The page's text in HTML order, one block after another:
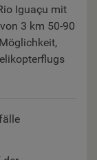
Iguaçu mit
3 km 50-90